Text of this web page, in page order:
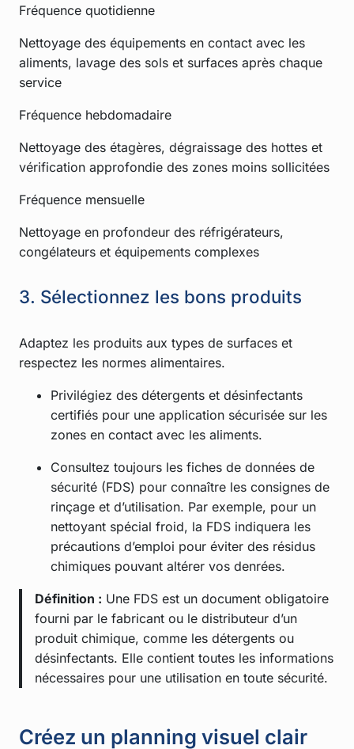
Fréquence quotidienne
Nettoyage des équipements en contact avec les
aliments, lavage des sols et surfaces après chaque
service
Fréquence hebdomadaire
Nettoyage des étagères, dégraissage des hottes et
vérification approfondie des zones moins sollicitées
Fréquence mensuelle
Nettoyage en profondeur des réfrigérateurs,
congélateurs et équipements complexes
3. Sélectionnez les bons produits
Adaptez les produits aux types de surfaces et
respectez les normes alimentaires.
Privilégiez des détergents et désinfectants
certifiés pour une application sécurisée sur les
zones en contact avec les aliments.
Consultez toujours les fiches de données de
sécurité (FDS) pour connaître les consignes de
rinçage et d’utilisation. Par exemple, pour un
nettoyant spécial froid, la FDS indiquera les
précautions d’emploi pour éviter des résidus
chimiques pouvant altérer vos denrées.
Définition : Une FDS est un document obligatoire
fourni par le fabricant ou le distributeur d’un
produit chimique, comme les détergents ou
désinfectants. Elle contient toutes les informations
nécessaires pour une utilisation en toute sécurité.
Créez un planning visuel clair